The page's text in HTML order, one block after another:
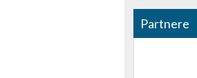
Partnere